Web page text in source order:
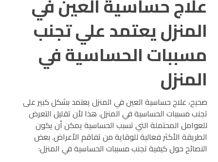
المنزل يعتمد علي تجنب
مسببات الحساسية في
المنزل
صحيح، علاج حساسية العين في المنزل يعتمد بشكل كبير على
تجنب مسببات الحساسية في المنزل. هذا لأن تقليل التعرض
للعوامل المحتملة التي تسبب الحساسية يمكن أن يكون
الطريقة الأكثر فعالية للوقاية من تفاقم الأعراض. بعض
النصائح حول كيفية تجنب مسببات الحساسية في المنزل: